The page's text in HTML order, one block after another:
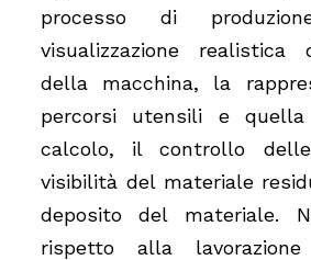
processo di
visualizzazione realistica
della macchina, la
percorsi utensili e
calcolo, il controllo
visibilità del materiale
deposito del materiale.
rispetto alla